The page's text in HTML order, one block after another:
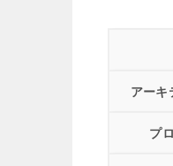
アーキ
プ